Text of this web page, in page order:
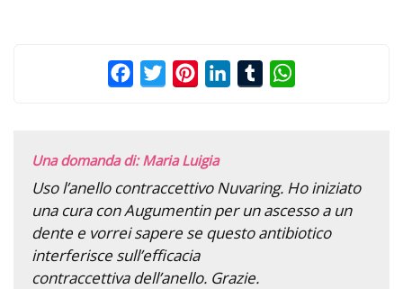
FacebookTwitterPinterestLinkedInTumblr
Una domanda di: Maria Luigia
Uso l’anello contraccettivo Nuvaring. Ho iniziato
una cura con Augumentin per un ascesso a un
dente e vorrei sapere se questo antibiotico
interferisce sull’efficacia
contraccettiva dell’anello. Grazie.